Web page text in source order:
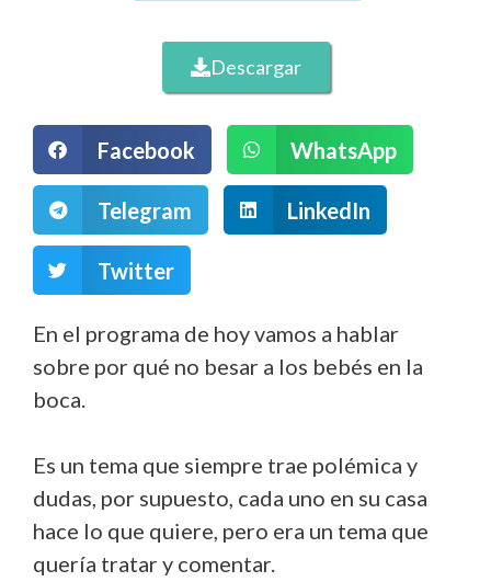
Descargar
Facebook WhatsApp
Telegram LinkedIn
Twitter
En el programa de hoy vamos a hablar
sobre por qué no besar a los bebés en la
boca.
Es un tema que siempre trae polémica y
dudas, por supuesto, cada uno en su casa
hace lo que quiere, pero era un tema que
quería tratar y comentar.